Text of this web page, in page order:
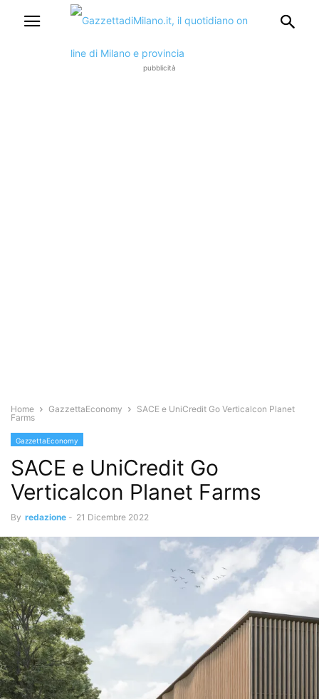
pubblicità
Home GazzettaEconomy
SACE e UniCredit Go Verticalcon Planet
Farms
GazzettaEconomy
SACE e UniCredit Go
Verticalcon Planet Farms
By redazione - 21 Dicembre 2022